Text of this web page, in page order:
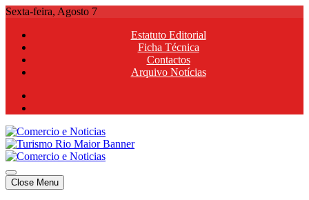
Skip
content
Sexta-feira, Agosto 7
Estatuto Editorial
Ficha Técnica
Contactos
Arquivo Notícias
Comercio e Noticias
Notícias e Publicidade Online
Comercio e Noticias
Notícias e Publicidade Online
Close Menu